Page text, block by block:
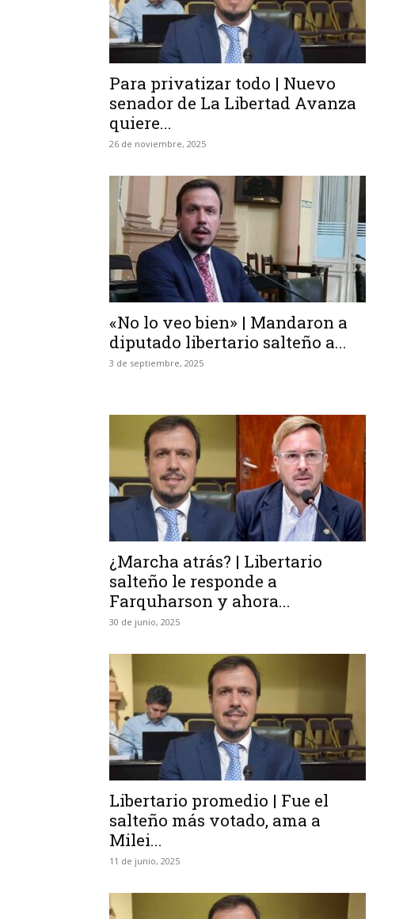
Para privatizar todo | Nuevo
senador de La Libertad Avanza
quiere...
26 de noviembre, 2025
«No lo veo bien» | Mandaron a
diputado libertario salteño a...
3 de septiembre, 2025
¿Marcha atrás? | Libertario
salteño le responde a
Farquharson y ahora...
30 de junio, 2025
Libertario promedio | Fue el
salteño más votado, ama a
Milei...
11 de junio, 2025